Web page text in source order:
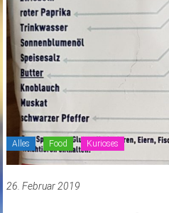
Alles Food Kurioses
26. Februar 2019